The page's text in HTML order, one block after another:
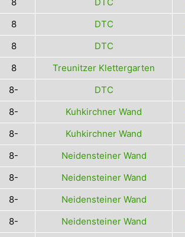
8 DTC
8 DTC
8 Treunitzer Klettergarten
8- DTC
8- Kuhkirchner Wand
8- Kuhkirchner Wand
8- Neidensteiner Wand
8- Neidensteiner Wand
8- Neidensteiner Wand
8- Neidensteiner Wand